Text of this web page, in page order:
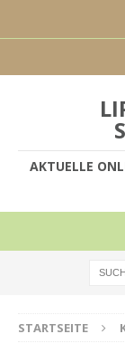
AKTUELLE
STARTSEITE